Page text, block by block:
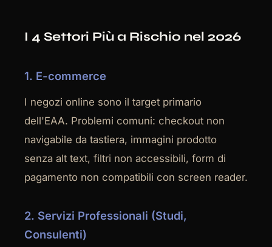
I 4 Settori Più a Rischio nel 2026
1. E-commerce
I negozi online sono il target primario
dell'EAA. Problemi comuni: checkout non
navigabile da tastiera, immagini prodotto
senza alt text, filtri non accessibili, form di
pagamento non compatibili con screen reader.
2. Servizi Professionali (Studi,
Consulenti)